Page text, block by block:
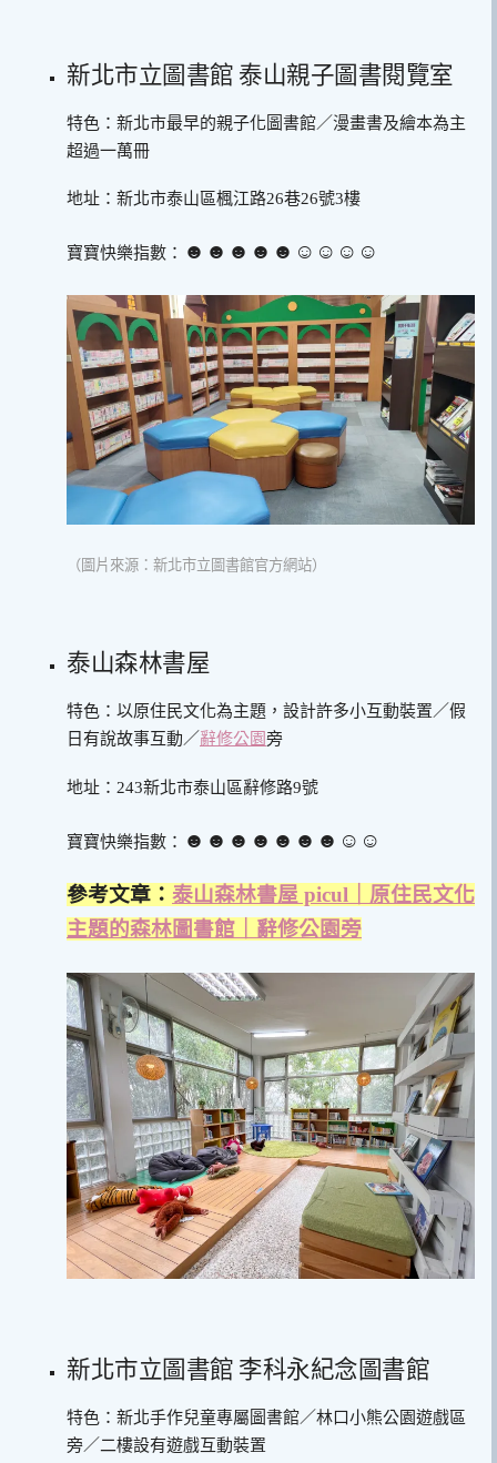
新北市立圖書館 泰山親子圖書閱覽室
特色：新北市最早的親子化圖書館／漫畫書及繪本為主
超過一萬冊
地址：新北市泰山區楓江路26巷26號3樓
寶寶快樂指數： ☻☻☻☻☻☺︎☺︎☺︎☺︎
（圖片來源：新北市立圖書館官方網站）
泰山森林書屋
特色：以原住民文化為主題，設計許多小互動裝置／假
日有說故事互動／辭修公園旁
地址：243新北市泰山區辭修路9號
寶寶快樂指數： ☻☻☻☻☻☻☻☺︎☺︎
參考文章： 泰山森林書屋 picul｜原住民文化
主題的森林圖書館｜辭修公園旁
新北市立圖書館 李科永紀念圖書館
特色：新北手作兒童專屬圖書館／林口小熊公園遊戲區
旁／二樓設有遊戲互動裝置